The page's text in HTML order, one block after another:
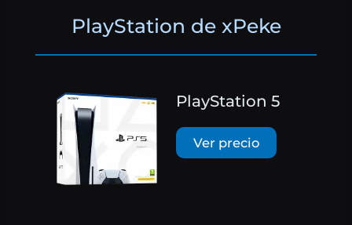
PlayStation de xPeke
PlayStation 5
Ver precio